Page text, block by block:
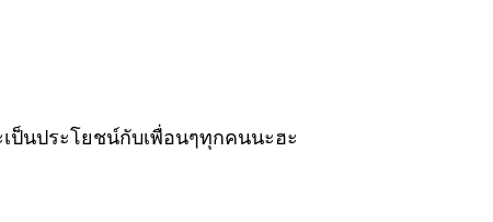
ป็นประโยชน์กับเพื่อนๆทุกคนนะฮะ